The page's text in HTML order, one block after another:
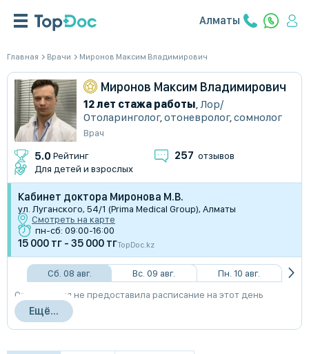
Алматы
Главная Врачи Миронов Максим Владимирович
Миронов Максим Владимирович
12 лет стажа работы,Лор/
Отоларинголог,отоневролог,сомнолог
Врач
5.0 Рейтинг 257 отзывов
Для детей и взрослых
Кабинет доктора Миронова М.В.
ул. Луганского, 54/1 (Prima Medical Group), Алматы
Смотреть на карте
пн-сб: 09:00-16:00
15 000 тг - 35 000 тгTopDoc.kz
Сб. 08 авг. Вс. 09 авг.
Пн. 10 авг.
Организация не предоставила расписание на этот день
Ещё...